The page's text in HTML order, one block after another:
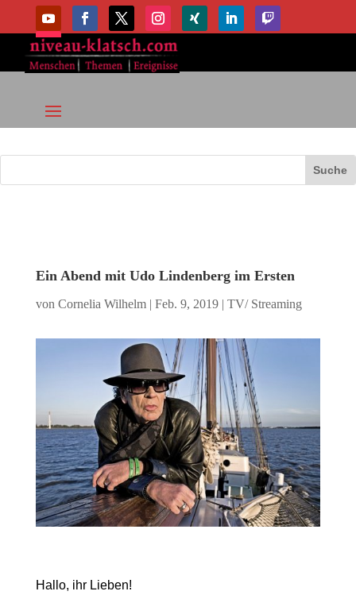
Ein Abend mit Udo Lindenberg im Ersten
von Cornelia Wilhelm| Feb. 9, 2019| TV/ Streaming
Hallo, ihr Lieben!